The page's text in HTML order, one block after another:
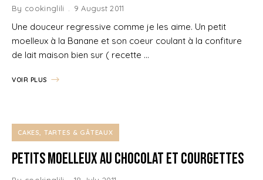
By cookinglili 9 August 2011
Une douceur regressive comme je les aime. Un petit
moelleux à la Banane et son coeur coulant à la confiture
de lait maison bien sur ( recette …
VOIR PLUS
CAKES, TARTES & GÂTEAUX
Petits moelleux au Chocolat et Courgettes